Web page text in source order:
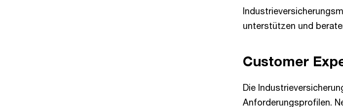
unterstützen und
Customer
Die
Anforderungsprofilen.